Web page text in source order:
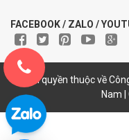
FACEBOOK / ZALO /
© Bản quyền thuộc về
Nam